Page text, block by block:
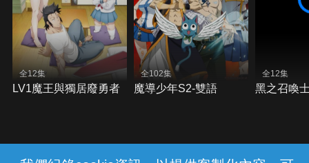
全12集
LV1魔王與獨居廢勇者
全102集
魔導少年S2-雙語
全12集
黑之召喚